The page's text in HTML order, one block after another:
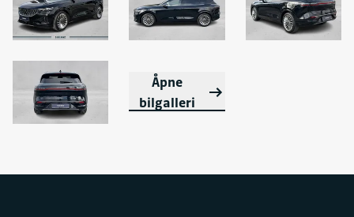
Åpne
bilgalleri